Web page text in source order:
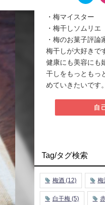
・梅マイスター
・梅干しソムリエ
・梅のお菓子評論
梅干しが大好きで
健康にも美容にも
干しをもっともっ
めていきたいです。
自
Tag/タグ検索
梅酒 (12) 梅
白干梅(5)